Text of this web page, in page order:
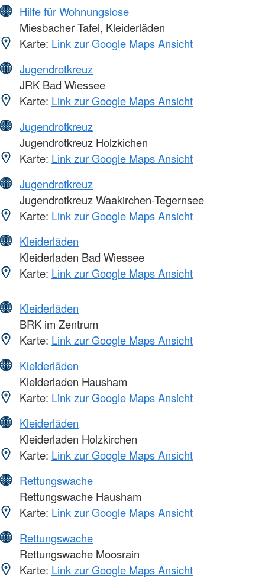
Hilfe für Wohnungslose
Miesbacher Tafel, Kleiderläden
Karte: Link zur Google Maps Ansicht
Jugendrotkreuz
JRK Bad Wiessee
Karte: Link zur Google Maps Ansicht
Jugendrotkreuz
Jugendrotkreuz Holzkichen
Karte: Link zur Google Maps Ansicht
Jugendrotkreuz
Jugendrotkreuz Waakirchen-Tegernsee
Karte: Link zur Google Maps Ansicht
Kleiderläden
Kleiderladen Bad Wiessee
Karte: Link zur Google Maps Ansicht
Kleiderläden
BRK im Zentrum
Karte: Link zur Google Maps Ansicht
Kleiderläden
Kleiderladen Hausham
Karte: Link zur Google Maps Ansicht
Kleiderläden
Kleiderladen Holzkirchen
Karte: Link zur Google Maps Ansicht
Rettungswache
Rettungswache Hausham
Karte: Link zur Google Maps Ansicht
Rettungswache
Rettungswache Moosrain
Karte: Link zur Google Maps Ansicht